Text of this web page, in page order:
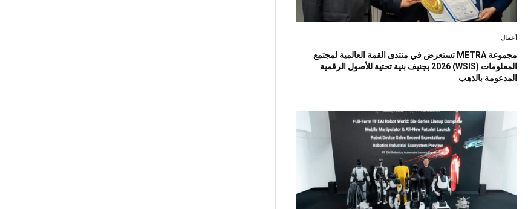
أعمال
مجموعة METRA تستعرض في منتدى القمة العالمية لمجتمع
المعلومات (WSIS) 2026 بجنيف بنية تحتية للأصول الرقمية
المدعومة بالذهب